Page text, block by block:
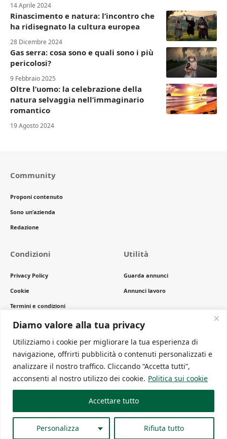
Diamo valore alla tua privacy
Utilizziamo i cookie per migliorare la tua esperienza di
navigazione, offrirti pubblicità o contenuti personalizzati e
analizzare il nostro traffico. Cliccando “Accetta tutti”,
acconsenti al nostro utilizzo dei cookie. Politica sui cookie
Personalizza Rifiuta tutto
Accettare tutto
14 Aprile 2024
Rinascimento e natura: l’incontro che
ha ridisegnato la cultura europea
28 Dicembre 2024
Gas serra: cosa sono e quali sono i più
pericolosi?
9 Febbraio 2025
Oltre l’uomo: la celebrazione della
natura selvaggia nell’immaginario
romantico
19 Agosto 2024
Community
Proponi contenuto
Sono un’azienda
Redazione
Condizioni
Privacy Policy
Cookie
Termini e condizioni
Copyright
Utilità
Guarda annunci
Annunci lavoro
Newsletter
Copyright 2024 Green to meet® è un progetto in BETA TEST . Periodico
online edito da Eutenea P.IVA 02736310356 . Direttore editoriale